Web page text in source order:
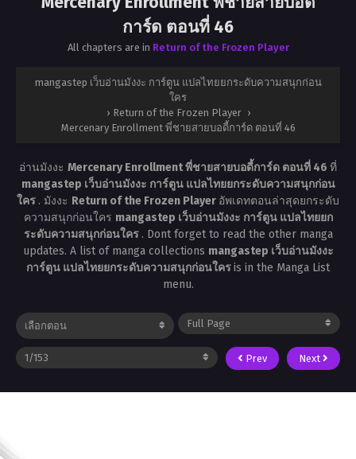
การ์ด ตอนที่ 46
All chapters are in Return of the Frozen Player
mangastep เว็บอ่านมังงะ การ์ตูน แปลไทยยกระดับความสนุกก่อน
ใคร
› Return of the Frozen Player ›
Mercenary Enrollment พี่ชายสายบอดี้การ์ด ตอนที่ 46
อ่านมังงะ Mercenary Enrollment พี่ชายสายบอดี้การ์ด ตอนที่ 46 ที่
mangastep เว็บอ่านมังงะ การ์ตูน แปลไทยยกระดับความสนุกก่อน
ใคร . มังงะ Return of the Frozen Player อัพเดทตอนล่าสุดยกระดับ
ความสนุกก่อนใคร mangastep เว็บอ่านมังงะ การ์ตูน แปลไทยยก
ระดับความสนุกก่อนใคร . Dont forget to read the other manga
updates. A list of manga collections mangastep เว็บอ่านมังงะ
การ์ตูน แปลไทยยกระดับความสนุกก่อนใครis in the Manga List
menu.
Prev Next